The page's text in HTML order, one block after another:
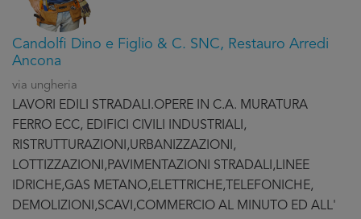
Candolfi Dino e Figlio & C. SNC, Restauro Arredi
Ancona
via ungheria
LAVORI EDILI STRADALI.OPERE IN C.A. MURATURA
FERRO ECC, EDIFICI CIVILI INDUSTRIALI,
RISTRUTTURAZIONI,URBANIZZAZIONI,
LOTTIZZAZIONI,PAVIMENTAZIONI STRADALI,LINEE
IDRICHE,GAS METANO,ELETTRICHE,TELEFONICHE,
DEMOLIZIONI,SCAVI,COMMERCIO AL MINUTO ED ALL'